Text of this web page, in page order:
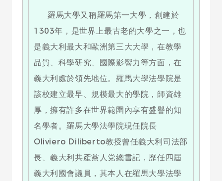
羅馬大學又稱羅馬第一大學，創建於
1303年，是世界上最古老的大學之一，也
是義大利最大和歐洲第三大大學，在教學
品質、科學研究、國際影響力等方面，在
義大利處於領先地位。羅馬大學法學院是
該校建立最早、規模最大的學院，師資雄
厚，擁有許多在世界範圍內享有盛譽的知
名學者。羅馬大學法學院現任院長
Oliviero Diliberto教授曾任義大利司法部
長、義大利共產黨人党總書記，歷任四屆
義大利國會議員，其本人在羅馬大學法學